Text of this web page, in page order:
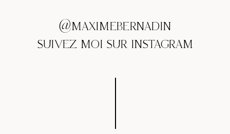
@MAXIMEBERNADIN
SUIVEZ MOI SUR INSTAGRAM